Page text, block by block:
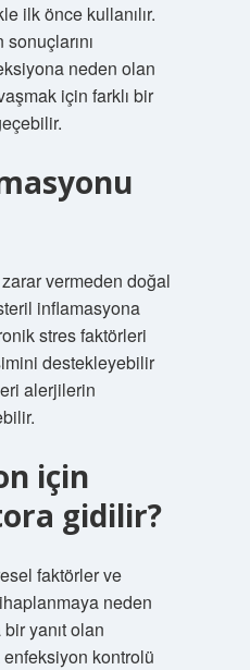
ilk önce kullanılır.
neden olan
için farklı bir
vermeden doğal
inflamasyona
stres faktörleri
destekleyebilir
alerjilerin
için
gidilir?
faktörler ve
neden
yanıt olan
kontrolü